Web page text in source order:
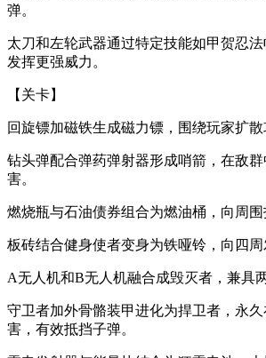
弹。
太刀和左轮武器通过特定技能如甲贺忍法
发挥更强威力。
【关卡】
回旋镖加磁铁生成磁力镖，围绕玩家扩散
钻头弹配合弹药弹射器形成哨箭，在敌
害。
燃烧瓶与石油债券组合为燃油桶，向周围
板砖结合健身使者变身为铁哑铃，向四周
A无人机和B无人机融合成毁灭者，兼具
守卫者加外骨骼装甲进化为捍卫者，永
害，有效抵挡子弹。